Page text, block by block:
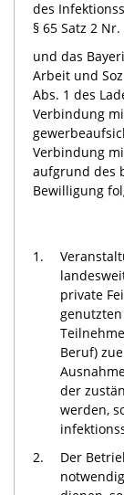
des
§ 65 Satz 2
und das
Arbeit und
Abs. 1 des
Verbindung
Verbindung
aufgrund des
Bewilligung
1.
private
Beruf)
der
werden,
2.
Der